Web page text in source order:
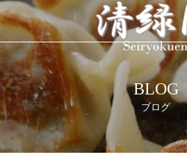
BLOG
ブログ